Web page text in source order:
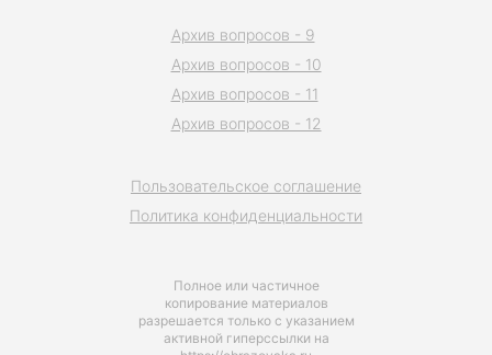
Полное или частичное
копирование материалов
разрешается только с указанием
активной гиперссылки на
Пользовательское соглашение
Политика конфиденциальности
Архив вопросов - 9
Архив вопросов - 10
Архив вопросов - 11
Архив вопросов - 12